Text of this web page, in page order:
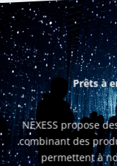
Prêts à
NEXESS propose
combinant des
permettent à